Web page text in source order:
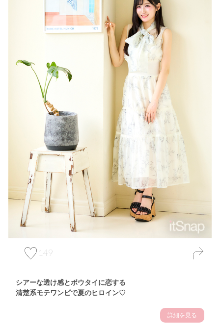
149
シアーな透け感とボウタイに恋する
清楚系モテワンピで夏のヒロイン♡
詳細を見る